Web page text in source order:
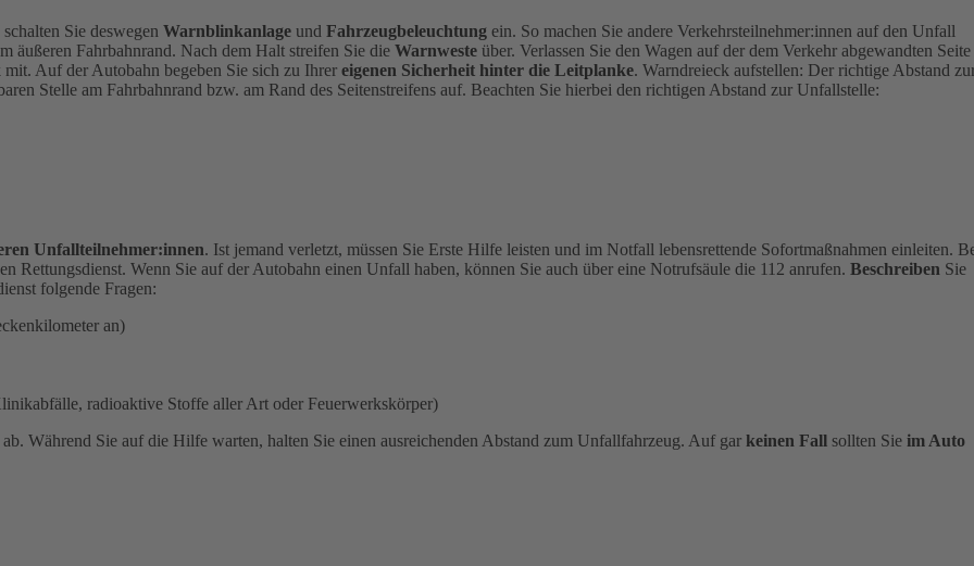
Sie deswegen Warnblinkanlage und Fahrzeugbeleuchtung ein. So machen Sie andere Verkehrsteilnehmer:innen auf den Unfall
äußeren Fahrbahnrand. Nach dem Halt streifen Sie die Warnweste über. Verlassen Sie den Wagen auf der dem Verkehr abgewandten Seite
Auf der Autobahn begeben Sie sich zu Ihrer eigenen Sicherheit hinter die Leitplanke. Warndreieck aufstellen: Der richtige Abstand
Stelle am Fahrbahnrand bzw. am Rand des Seitenstreifens auf. Beachten Sie hierbei den richtigen Abstand zur Unfallstelle:
Unfallteilnehmer:innen. Ist jemand verletzt, müssen Sie Erste Hilfe leisten und im Notfall lebensrettende Sofortmaßnahmen einleiten.
Rettungsdienst. Wenn Sie auf der Autobahn einen Unfall haben, können Sie auch über eine Notrufsäule die 112 anrufen. Beschreiben Sie
folgende Fragen:
an)
radioaktive Stoffe aller Art oder Feuerwerkskörper)
ab. Während Sie auf die Hilfe warten, halten Sie einen ausreichenden Abstand zum Unfallfahrzeug. Auf gar keinen Fall sollten Sie im Auto